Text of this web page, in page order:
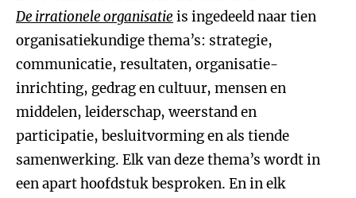
De irrationele organisatie is ingedeeld naar tien
organisatiekundige thema’s: strategie,
communicatie, resultaten, organisatie-
inrichting, gedrag en cultuur, mensen en
middelen, leiderschap, weerstand en
participatie, besluitvorming en als tiende
samenwerking. Elk van deze thema’s wordt in
een apart hoofdstuk besproken. En in elk